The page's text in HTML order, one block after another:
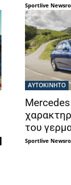
Sportlive
ΑΥΤΟΚΙΝΗΤΟ
του
Sportlive